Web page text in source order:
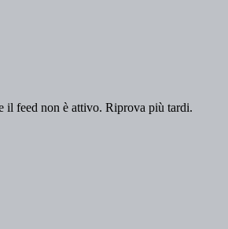
il feed non è attivo. Riprova più tardi.